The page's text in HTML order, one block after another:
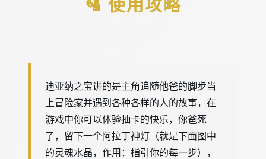
迪亚纳之宝讲的是主角追随他爸的脚步当
上冒险家并遇到各种各样的人的故事，在
游戏中你可以体验抽卡的快乐，你爸死
了，留下一个阿拉丁神灯（就是下面图中
的灵魂水晶，作用：指引你的每一步），